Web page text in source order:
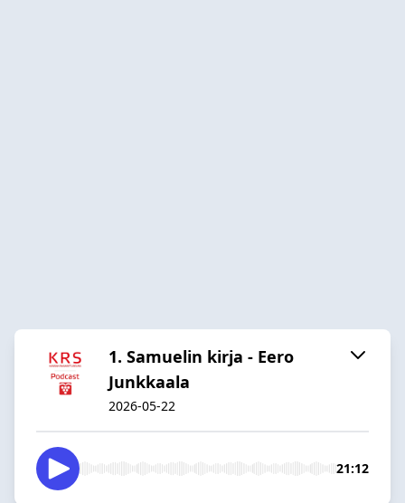
1. Samuelin kirja - Eero
Junkkaala
2026-05-22
21:12